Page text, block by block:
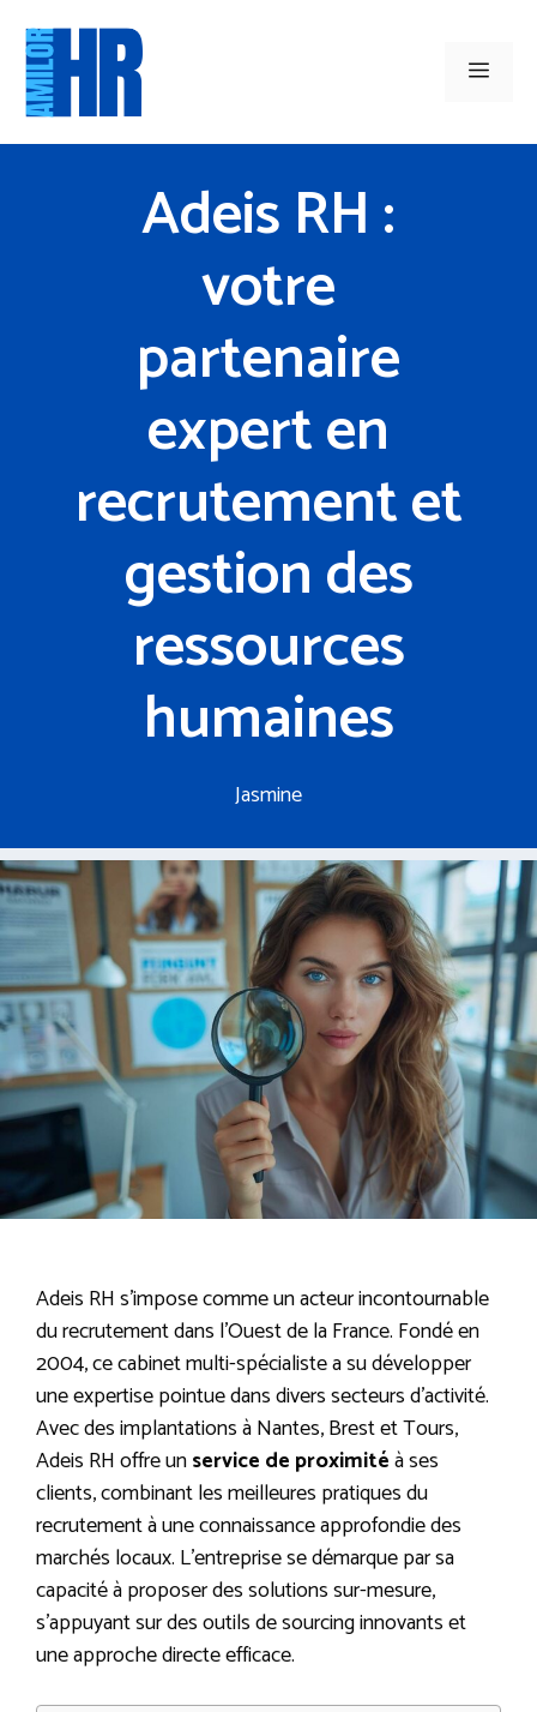
contenu
Menu
Adeis RH :
votre
partenaire
expert en
recrutement et
gestion des
ressources
humaines
Jasmine
Adeis RH s’impose comme un acteur incontournable
du recrutement dans l’Ouest de la France. Fondé en
2004, ce cabinet multi-spécialiste a su développer
une expertise pointue dans divers secteurs d’activité.
Avec des implantations à Nantes, Brest et Tours,
Adeis RH offre unservice de proximitéà ses
clients, combinant les meilleures pratiques du
recrutement à une connaissance approfondie des
marchés locaux. L’entreprise se démarque par sa
capacité à proposer des solutions sur-mesure,
s’appuyant sur des outils de sourcing innovants et
une approche directe efficace.